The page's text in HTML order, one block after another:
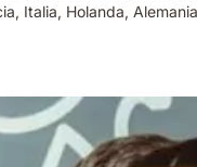
Italia, Holanda,